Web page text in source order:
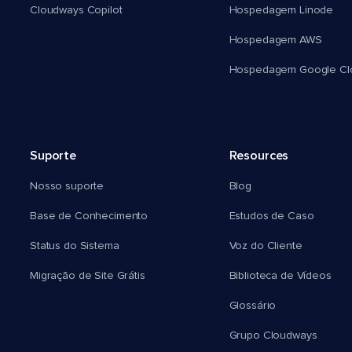
Cloudways Copilot Hospedagem Linode
Hospedagem AWS
Hospedagem Google
Suporte
Nosso suporte
Base de Conhecimento
Status do Sistema
Migração de Site Grátis
Resources
Blog
Estudos de Caso
Voz do Cliente
Biblioteca de Vídeos
Glossário
Grupo Cloudways